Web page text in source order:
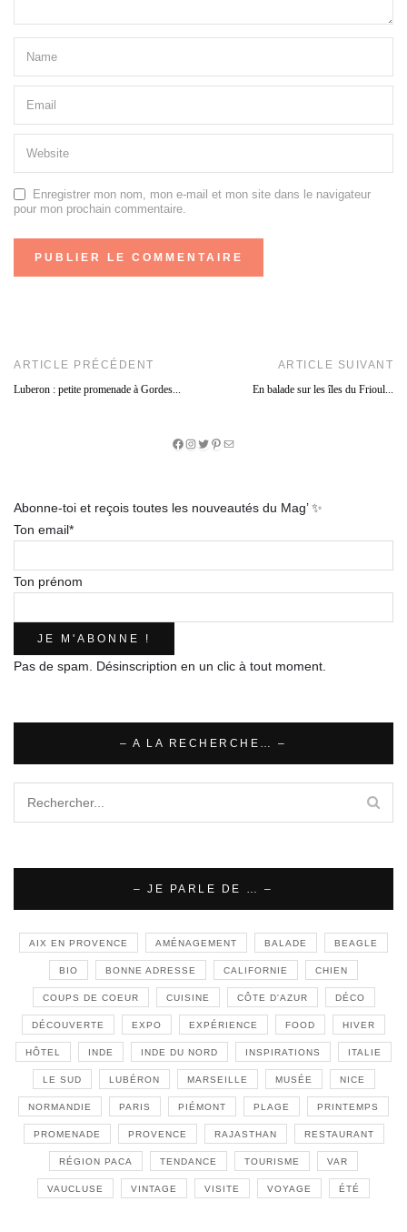
Enregistrer mon nom, mon e-mail et mon site dans le navigateur
pour mon prochain commentaire.
ARTICLE PRÉCÉDENT
Luberon : petite promenade à Gordes...
ARTICLE SUIVANT
En balade sur les îles du Frioul...
Facebook
Instagram
Twitter
Pinterest
E-
Abonne-toi et reçois toutes les nouveautés du Mag’ ✨
Ton email*
Ton prénom
Pas de spam. Désinscription en un clic à tout moment.
– A LA RECHERCHE… –
– JE PARLE DE … –
AIX EN PROVENCE AMÉNAGEMENT BALADE BEAGLE
BIO BONNE ADRESSE CALIFORNIE CHIEN
COUPS DE COEUR CUISINE CÔTE D'AZUR DÉCO
DÉCOUVERTE EXPO EXPÉRIENCE FOOD HIVER
HÔTEL INDE INDE DU NORD INSPIRATIONS ITALIE
LE SUD LUBÉRON MARSEILLE MUSÉE NICE
NORMANDIE PARIS PIÉMONT PLAGE PRINTEMPS
PROMENADE PROVENCE RAJASTHAN RESTAURANT
RÉGION PACA TENDANCE TOURISME VAR
VAUCLUSE VINTAGE VISITE VOYAGE ÉTÉ